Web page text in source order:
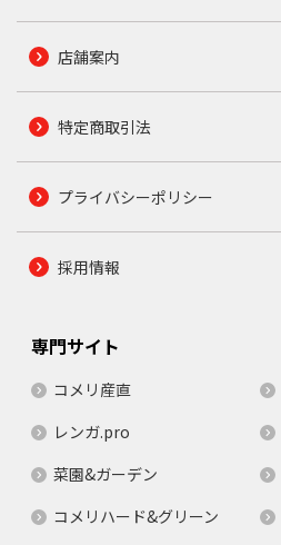
店舗案内
特定商取引法
プライバシーポリシー
採用情報
専門サイト
コメリ産直
レンガ.pro
菜園&ガーデン
コメリハード&グリーン